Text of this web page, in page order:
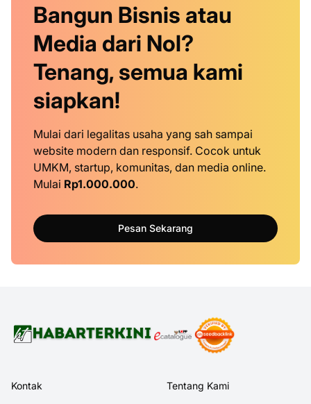
Bangun Bisnis atau
Media dari Nol?
Tenang, semua kami
siapkan!
Mulai dari legalitas usaha yang sah sampai
website modern dan responsif. Cocok untuk
UMKM, startup, komunitas, dan media online.
Mulai Rp1.000.000.
Pesan Sekarang
Kontak Tentang Kami